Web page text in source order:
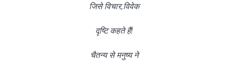
जिसे विचार,विवेक
दृष्टि कहते हैं!
चैतन्य से मनुष्य ने